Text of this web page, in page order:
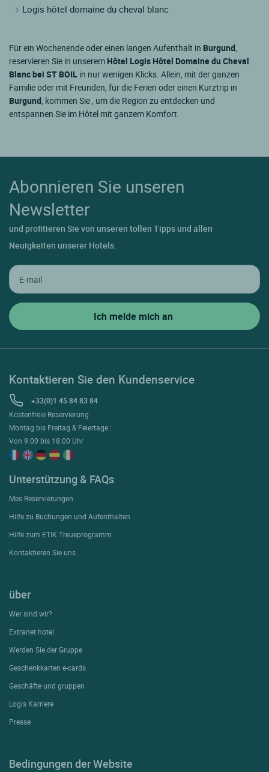
Logis hôtel domaine du cheval blanc
Für ein Wochenende oder einen langen Aufenthalt in Burgund,
reservieren Sie in unserem Hôtel Logis Hôtel Domaine du Cheval
Blanc bei ST BOIL in nur wenigen Klicks. Allein, mit der ganzen
Familie oder mit Freunden, für die Ferien oder einen Kurztrip in
Burgund, kommen Sie , um die Region zu entdecken und
entspannen Sie im Hôtel mit ganzem Komfort.
Abonnieren Sie unseren
Newsletter
und profitieren Sie von unseren tollen Tipps und allen
Neuigkeiten unserer Hotels.
Kontaktieren Sie den Kundenservice
+33(0)1 45 84 83 84
Kostenfreie Reservierung
Montag bis Freitag & Feiertage :
Von 9:00 bis 18:00 Uhr
Unterstützung & FAQs
Mes Reservierungen
Hilfe zu Buchungen und Aufenthalten
Hilfe zum ETIK Treueprogramm
Kontaktieren Sie uns
über
Wer sind wir?
Extranet hotel
Werden Sie der Gruppe
Geschenkkarten e-cards
Geschäfte und gruppen
Logis Karriere
Presse
Bedingungen der Website